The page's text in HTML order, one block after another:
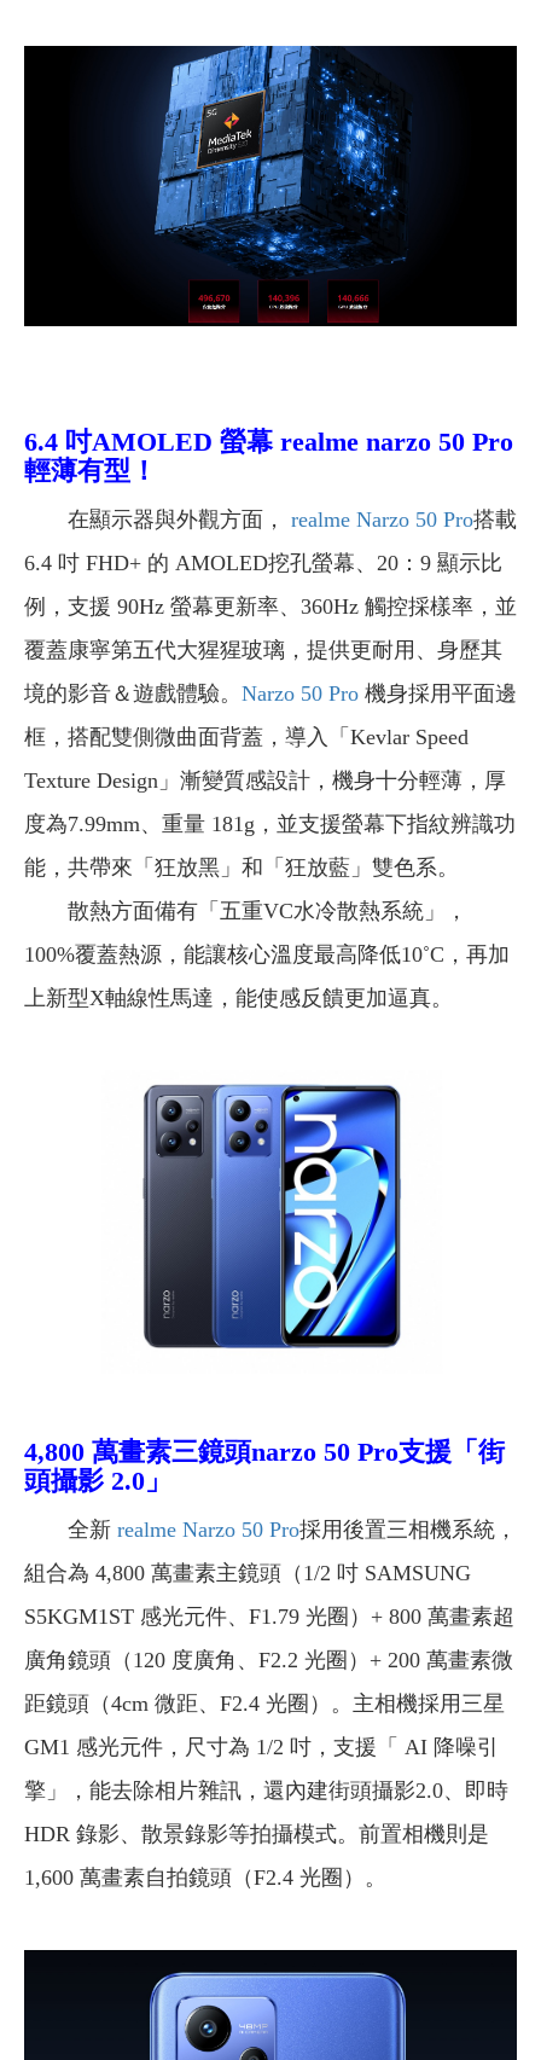
6.4 吋AMOLED 螢幕 realme narzo 50 Pro
輕薄有型！
在顯示器與外觀方面， realme Narzo 50 Pro搭載
6.4 吋 FHD+ 的 AMOLED挖孔螢幕、20：9 顯示比
例，支援 90Hz 螢幕更新率、360Hz 觸控採樣率，並
覆蓋康寧第五代大猩猩玻璃，提供更耐用、身歷其
境的影音＆遊戲體驗。 Narzo 50 Pro 機身採用平面邊
框，搭配雙側微曲面背蓋，導入「Kevlar Speed
Texture Design」漸變質感設計，機身十分輕薄，厚
度為7.99mm、重量 181g，並支援螢幕下指紋辨識功
能，共帶來「狂放黑」和「狂放藍」雙色系。
散熱方面備有「五重VC水冷散熱系統」，
100%覆蓋熱源，能讓核心溫度最高降低10˚C，再加
上新型X軸線性馬達，能使感反饋更加逼真。
4,800 萬畫素三鏡頭narzo 50 Pro支援「街
頭攝影 2.0」
全新 realme Narzo 50 Pro採用後置三相機系統，
組合為 4,800 萬畫素主鏡頭（1/2 吋 SAMSUNG
S5KGM1ST 感光元件、F1.79 光圈）+ 800 萬畫素超
廣角鏡頭（120 度廣角、F2.2 光圈）+ 200 萬畫素微
距鏡頭（4cm 微距、F2.4 光圈）。主相機採用三星
GM1 感光元件，尺寸為 1/2 吋，支援「 AI 降噪引
擎」，能去除相片雜訊，還內建街頭攝影2.0、即時
HDR 錄影、散景錄影等拍攝模式。前置相機則是
1,600 萬畫素自拍鏡頭（F2.4 光圈）。